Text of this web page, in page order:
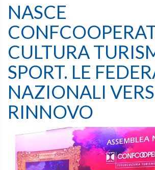
NASCE
CULTURA
SPORT. LE
NAZIONALI
RINNOVO